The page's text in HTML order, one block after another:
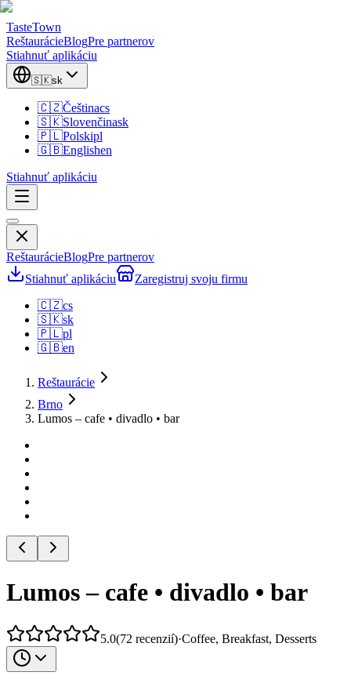
TasteTown
ReštaurácieBlogPre partnerov
Stiahnuť aplikáciu
🇸🇰sk
🇨🇿Češtinacs
🇸🇰Slovenčinask
🇵🇱Polskipl
🇬🇧Englishen
Stiahnuť aplikáciu
ReštaurácieBlogPre partnerov
Stiahnuť aplikáciu
Zaregistruj svoju firmu
🇨🇿cs
🇸🇰sk
🇵🇱pl
🇬🇧en
Reštaurácie
Brno
Lumos – cafe • divadlo • bar
Lumos – cafe • divadlo • bar
5.0(72 recenzií)·Coffee, Breakfast, Desserts